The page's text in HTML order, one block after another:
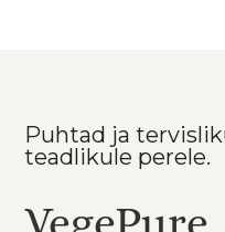
Puhtad ja
teadlikule perele.